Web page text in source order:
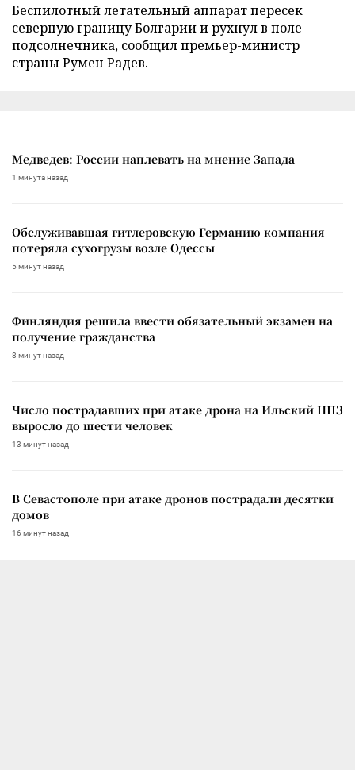
Беспилотный летательный аппарат пересек
северную границу Болгарии и рухнул в поле
подсолнечника, сообщил премьер-министр
страны Румен Радев.
Медведев: России наплевать на мнение Запада
1 минута назад
Обслуживавшая гитлеровскую Германию компания
потеряла сухогрузы возле Одессы
5 минут назад
Финляндия решила ввести обязательный экзамен на
получение гражданства
8 минут назад
Число пострадавших при атаке дрона на Ильский НПЗ
выросло до шести человек
13 минут назад
В Севастополе при атаке дронов пострадали десятки
домов
16 минут назад